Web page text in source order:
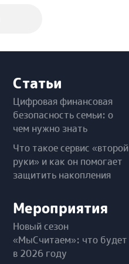
Статьи
Цифровая финансовая
безопасность семьи: о
чем нужно знать
Что такое сервис «второй
руки» и как он помогает
защитить накопления
Мероприятия
Новый сезон
«МыСчитаем»: что будет
в 2026 году